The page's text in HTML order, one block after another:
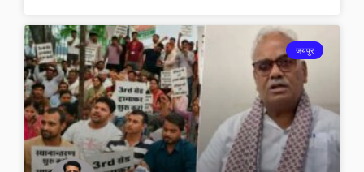
जयपुर